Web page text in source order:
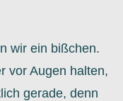
wir ein bißchen.
vor Augen halten,
gerade, denn